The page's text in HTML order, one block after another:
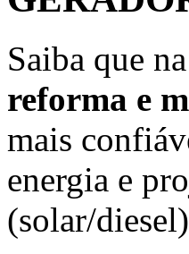
Saiba que
reforma e
mais
energia e
(solar/